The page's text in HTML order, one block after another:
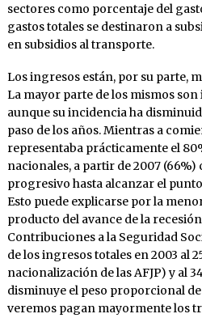
sectores como porcentaje del
gastos totales se destinaron a
en subsidios al transporte.
Los ingresos están, por su parte,
La mayor parte de los mismos
aunque su incidencia ha
paso de los años. Mientras a
representaba prácticamente el
nacionales, a partir de 2007
progresivo hasta alcanzar el
Esto puede explicarse por la
producto del avance de la
Contribuciones a la Seguridad
de los ingresos totales en 2003 al
nacionalización de las AFJP) y al
disminuye el peso proporcional
veremos pagan mayormente los